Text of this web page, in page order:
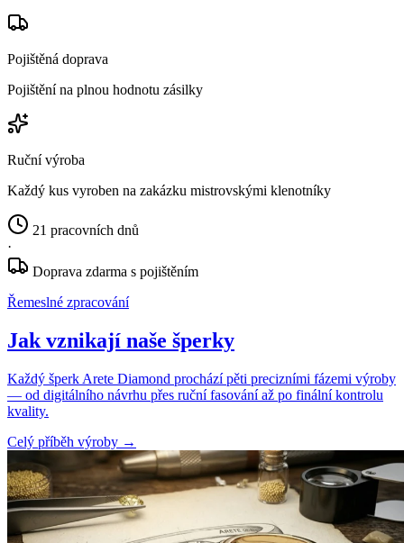
Pojištěná doprava
Pojištění na plnou hodnotu zásilky
Ruční výroba
Každý kus vyroben na zakázku mistrovskými klenotníky
21 pracovních dnů
·
Doprava zdarma s pojištěním
Řemeslné zpracování
Jak vznikají naše šperky
Každý šperk Arete Diamond prochází pěti precizními fázemi výroby
— od digitálního návrhu přes ruční fasování až po finální kontrolu
kvality.
Celý příběh výroby →